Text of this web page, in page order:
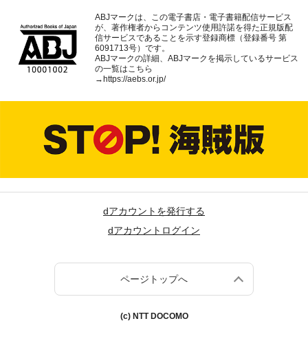
ABJマークは、この電子書店・電子書籍配信サービス
が、著作権者からコンテンツ使用許諾を得た正規版配
信サービスであることを示す登録商標（登録番号 第
6091713号）です。
ABJマークの詳細、ABJマークを掲示しているサービス
の一覧はこちら
→ https://aebs.or.jp/
dアカウントを発行する
dアカウントログイン
ページトップへ
(c) NTT DOCOMO